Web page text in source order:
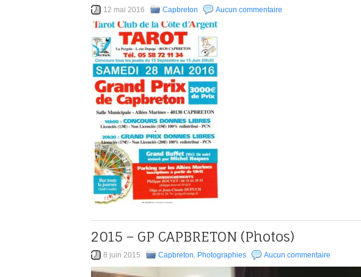
12 mai 2016 Capbreton Aucun commentaire
2015 – GP CAPBRETON (Photos)
8 juin 2015 Capbreton, Photographies Aucun commentaire